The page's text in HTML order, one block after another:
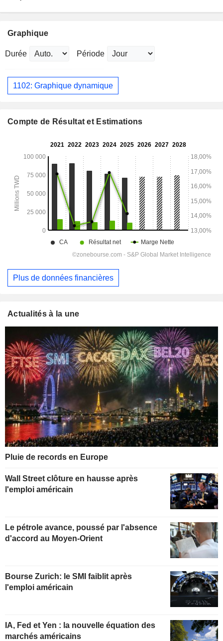
Graphique
Durée Période
1102: Graphique dynamique
Compte de Résultat et Estimations
Plus de données financières
Actualités à la une
Pluie de records en Europe
Wall Street clôture en hausse après
l'emploi américain
Le pétrole avance, poussé par l'absence
d'accord au Moyen-Orient
Bourse Zurich: le SMI faiblit après
l'emploi américain
IA, Fed et Yen : la nouvelle équation des
marchés américains